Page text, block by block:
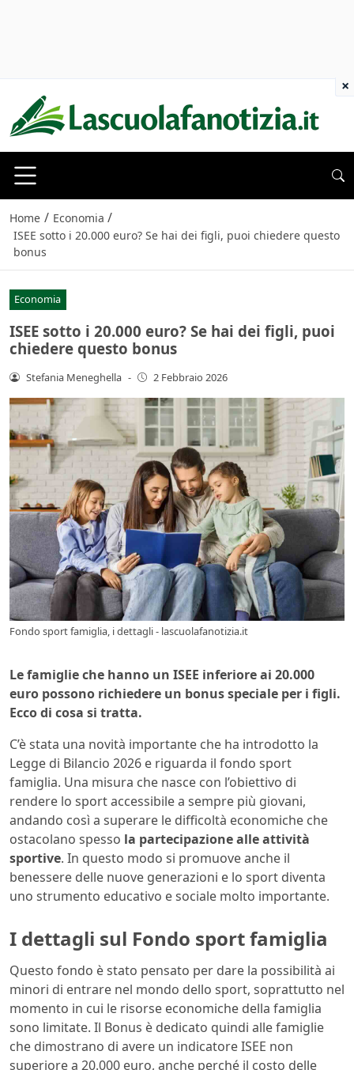
Home / Economia /
ISEE sotto i 20.000 euro? Se hai dei figli, puoi chiedere questo
bonus
Economia
ISEE sotto i 20.000 euro? Se hai dei figli, puoi
chiedere questo bonus
Stefania Meneghella - 2 Febbraio 2026
Fondo sport famiglia, i dettagli - lascuolafanotizia.it
Le famiglie che hanno un ISEE inferiore ai 20.000
euro possono richiedere un bonus speciale per i figli.
Ecco di cosa si tratta.
C’è stata una novità importante che ha introdotto la
Legge di Bilancio 2026 e riguarda il fondo sport
famiglia. Una misura che nasce con l’obiettivo di
rendere lo sport accessibile a sempre più giovani,
andando così a superare le difficoltà economiche che
ostacolano spesso la partecipazione alle attività
sportive. In questo modo si promuove anche il
benessere delle nuove generazioni e lo sport diventa
uno strumento educativo e sociale molto importante.
I dettagli sul Fondo sport famiglia
Questo fondo è stato pensato per dare la possibilità ai
minori di entrare nel mondo dello sport, soprattutto nel
momento in cui le risorse economiche della famiglia
sono limitate. Il Bonus è dedicato quindi alle famiglie
che dimostrano di avere un indicatore ISEE non
superiore a 20.000 euro, anche perché il costo delle
×